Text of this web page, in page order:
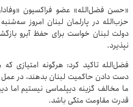
«حسن فضل‌الله» عضو فراکسیون
حزب‌الله در پارلمان لبنان امروز
دولت لبنان خواست برای حفظ آبرو
نپذیرد.
فضل‌الله تاکید کرد: هرگونه امتیازی
دست دادن حاکمیت لبنان بدهند، در
ما مخالف گزینه دیپلماسی نیستیم اما
قدرت مقاومت متکی باشد.